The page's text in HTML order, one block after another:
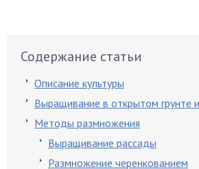
Содержание статьи
Описание культуры
Выращивание в открытом грунте
Методы размножения
Выращивание рассады
Размножение черенкованием